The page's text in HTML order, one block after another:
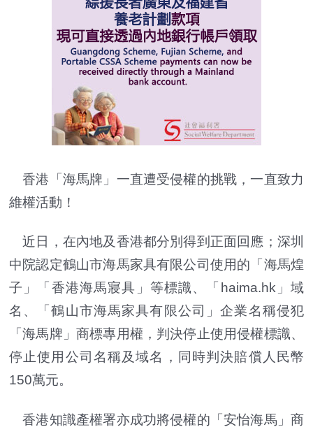
香港「海馬牌」一直遭受侵權的挑戰，一直致力
維權活動！
近日，在內地及香港都分別得到正面回應；深圳
中院認定鶴山市海馬家具有限公司使用的「海馬煌
子」「香港海馬寢具」等標識、「haima.hk」域
名、「鶴山市海馬家具有限公司」企業名稱侵犯
「海馬牌」商標專用權，判決停止使用侵權標識、
停止使用公司名稱及域名，同時判決賠償人民幣
150萬元。
香港知識產權署亦成功將侵權的「安怡海馬」商